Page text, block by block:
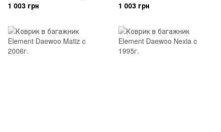
1 003 грн 1 003 грн